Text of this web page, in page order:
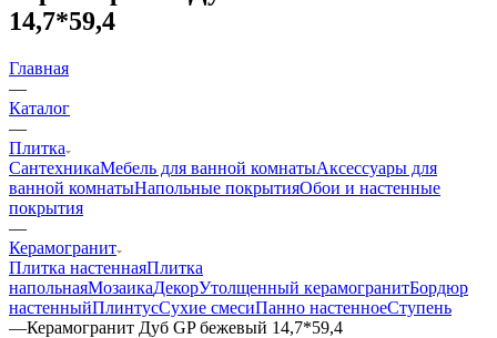
14,7*59,4
Главная
—
Каталог
—
Плитка
СантехникаМебель для ванной комнатыАксессуары для
ванной комнатыНапольные покрытияОбои и настенные
покрытия
—
Керамогранит
Плитка настеннаяПлитка
напольнаяМозаикаДекорУтолщенный керамогранитБордюр
настенныйПлинтусСухие смесиПанно настенноеСтупень
—Керамогранит Дуб GP бежевый 14,7*59,4